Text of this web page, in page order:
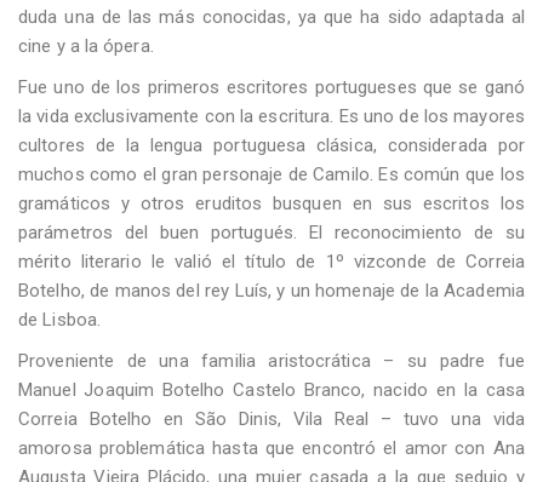
duda una de las más conocidas, ya que ha sido adaptada al
cine y a la ópera.
Fue uno de los primeros escritores portugueses que se ganó
la vida exclusivamente con la escritura. Es uno de los mayores
cultores de la lengua portuguesa clásica, considerada por
muchos como el gran personaje de Camilo. Es común que los
gramáticos y otros eruditos busquen en sus escritos los
parámetros del buen portugués. El reconocimiento de su
mérito literario le valió el título de 1º vizconde de Correia
Botelho, de manos del rey Luís, y un homenaje de la Academia
de Lisboa.
Proveniente de una familia aristocrática – su padre fue
Manuel Joaquim Botelho Castelo Branco, nacido en la casa
Correia Botelho en São Dinis, Vila Real – tuvo una vida
amorosa problemática hasta que encontró el amor con Ana
Augusta Vieira Plácido, una mujer casada a la que sedujo y